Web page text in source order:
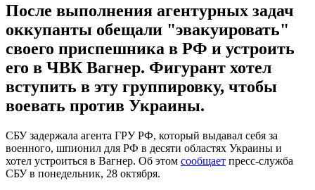
После выполнения агентурных задач
оккупанты обещали "эвакуировать"
своего приспешника в РФ и устроить
его в ЧВК Вагнер. Фигурант хотел
вступить в эту группировку, чтобы
воевать против Украины.
СБУ задержала агента ГРУ РФ, который выдавал себя за
военного, шпионил для РФ в десяти областях Украины и
хотел устроиться в Вагнер. Об этом сообщает пресс-служба
СБУ в понедельник, 28 октября.